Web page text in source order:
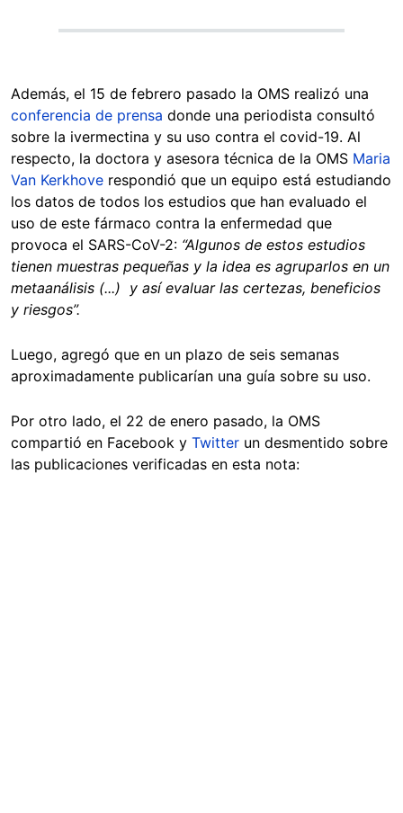
Además, el 15 de febrero pasado la OMS realizó una
conferencia de prensa donde una periodista consultó
sobre la ivermectina y su uso contra el covid-19. Al
respecto, la doctora y asesora técnica de la OMS Maria
Van Kerkhove respondió que un equipo está estudiando
los datos de todos los estudios que han evaluado el
uso de este fármaco contra la enfermedad que
provoca el SARS-CoV-2: “Algunos de estos estudios
tienen muestras pequeñas y la idea es agruparlos en un
metaanálisis (...) y así evaluar las certezas, beneficios
y riesgos”.
Luego, agregó que en un plazo de seis semanas
aproximadamente publicarían una guía sobre su uso.
Por otro lado, el 22 de enero pasado, la OMS
compartió en Facebook y Twitter un desmentido sobre
las publicaciones verificadas en esta nota: